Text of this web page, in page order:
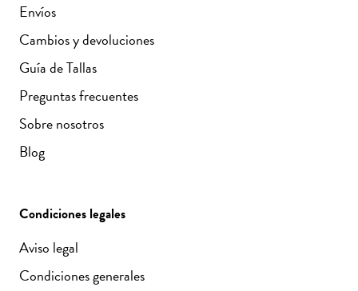
Envíos
Cambios y devoluciones
Guía de Tallas
Preguntas frecuentes
Sobre nosotros
Blog
Condiciones legales
Aviso legal
Condiciones generales